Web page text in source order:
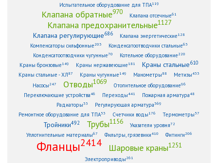
Испытательное оборудование для ТПА119
Клапана обратные970 Клапана отсечные61
Клапана предохранительные1127
Клапана регулирующие686 Клапана энергетические128
Компенсаторы сильфонные 203 Конденсатоотводчики стальные63
Конденсатоотводчики чугунные70 Котельное оборудование 220
Краны бронзовые149 Краны нержавеющие181 Краны стальные610
Краны стальные - ХЛ87 Краны чугунные149 Манометры88 Метизы433
Насосы 247 Отводы1069 Отопительное оборудование96
Переключающие устройства46 Переходы441 Пожарная арматура48
Радиаторы33 Регулирующая арматура369
Ремонтное оборудование для ТПА53 Счетчики воды176 Термометры 57
Тройники492 Трубы1156 Указатели уровня72
Уплотнительные материалы67 Фильтры, грязевики410 Фитинги 206
Фланцы2414 Шаровые краны1251
Электроприводы 261